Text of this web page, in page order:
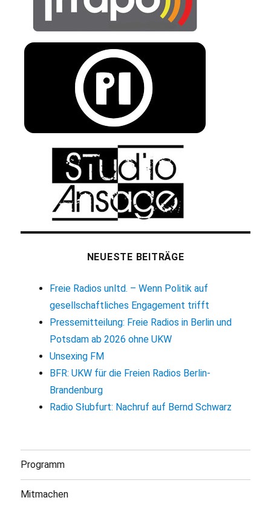
NEUESTE BEITRÄGE
Freie Radios unltd. – Wenn Politik auf
gesellschaftliches Engagement trifft
Pressemitteilung: Freie Radios in Berlin und
Potsdam ab 2026 ohne UKW
Unsexing FM
BFR: UKW für die Freien Radios Berlin-
Brandenburg
Radio Słubfurt: Nachruf auf Bernd Schwarz
Programm
Mitmachen